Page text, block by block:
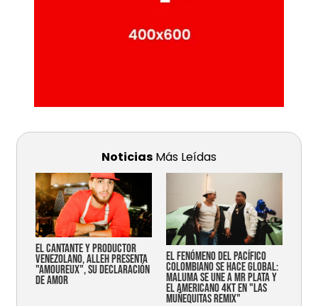
Noticias Más Leídas
EL CANTANTE Y PRODUCTOR
VENEZOLANO, ALLEH PRESENTA
"AMOUREUX", SU DECLARACIÓN
DE AMOR
EL FENÓMENO DEL PACÍFICO
COLOMBIANO SE HACE GLOBAL:
MALUMA SE UNE A MR PLATA Y
EL AMERICANO 4KT EN "LAS
MUÑEQUITAS REMIX"